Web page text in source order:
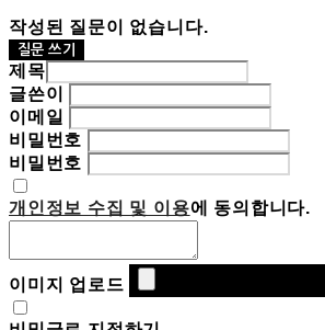
작성된 질문이 없습니다.
질문 쓰기
제목
글쓴이
이메일
비밀번호
비밀번호
개인정보 수집 및 이용에 동의합니다.
이미지 업로드